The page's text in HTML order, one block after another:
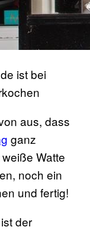
ist bei
aus, dass
ganz
Watte
noch ein
und fertig!
der